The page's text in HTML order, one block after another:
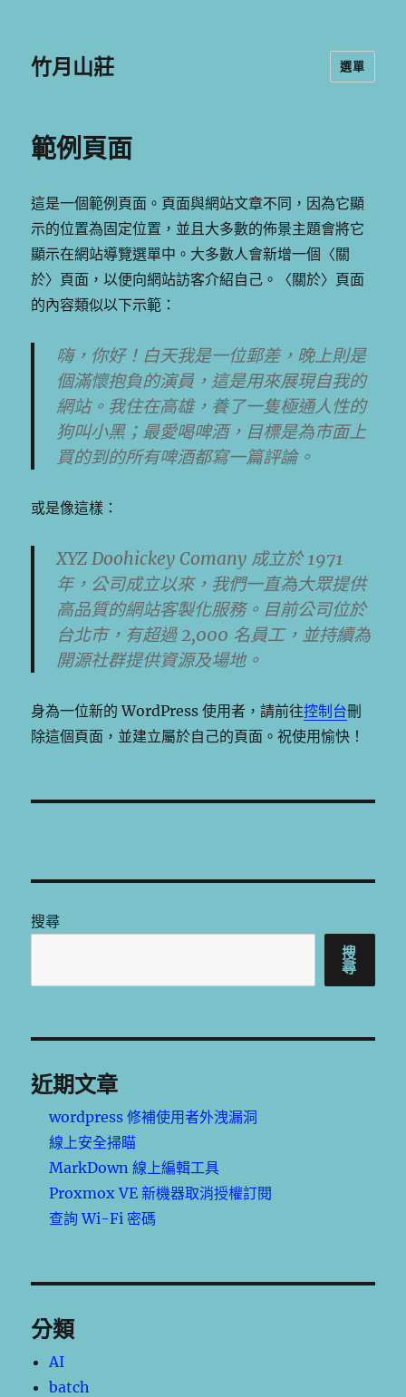
竹月山莊 選單
範例頁面
這是一個範例頁面。頁面與網站文章不同，因為它顯
示的位置為固定位置，並且大多數的佈景主題會將它
顯示在網站導覽選單中。大多數人會新增一個〈關
於〉頁面，以便向網站訪客介紹自己。〈關於〉頁面
的內容類似以下示範：
嗨，你好！白天我是一位郵差，晚上則是
個滿懷抱負的演員，這是用來展現自我的
網站。我住在高雄，養了一隻極通人性的
狗叫小黑；最愛喝啤酒，目標是為市面上
買的到的所有啤酒都寫一篇評論。
或是像這樣：
XYZ Doohickey Comany 成立於 1971
年，公司成立以來，我們一直為大眾提供
高品質的網站客製化服務。目前公司位於
台北市，有超過 2,000 名員工，並持續為
開源社群提供資源及場地。
身為一位新的 WordPress 使用者，請前往控制台刪
除這個頁面，並建立屬於自己的頁面。祝使用愉快！
搜尋
搜
尋
近期文章
wordpress 修補使用者外洩漏洞
線上安全掃瞄
MarkDown 線上編輯工具
Proxmox VE 新機器取消授權訂閱
查詢 Wi-Fi 密碼
分類
AI
batch